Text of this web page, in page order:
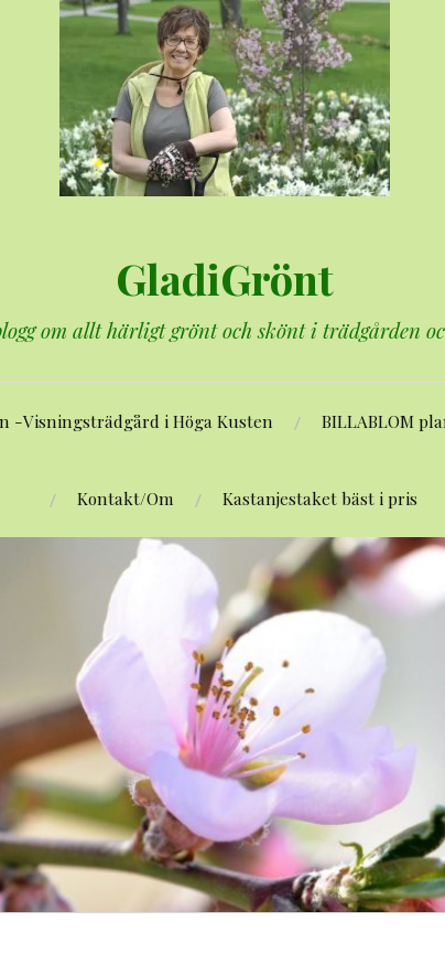
GladiGrönt
om allt härligt grönt och skönt i trädgården
-Visningsträdgård i Höga Kusten BILLABLOM
Kontakt/Om Kastanjestaket bäst i pris